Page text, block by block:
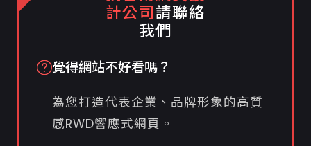
計公司請聯絡
我們
覺得網站不好看嗎？
為您打造代表企業、品牌形象的高質
感RWD響應式網頁。